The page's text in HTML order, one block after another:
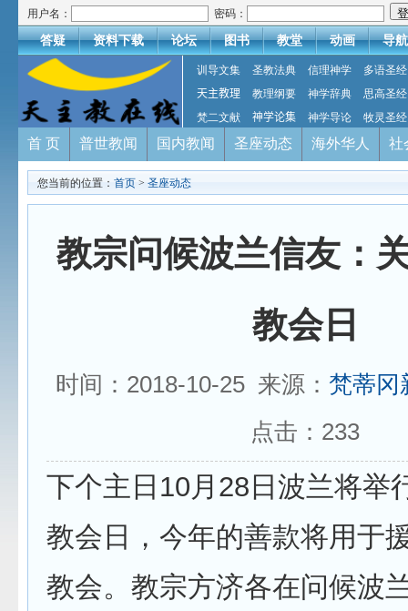
用户名： 密码：
答疑 资料下载 论坛 图书 教堂 动画 导航
训导文集 圣教法典 信理神学
多语圣经
天主教理
教理纲要 神学辞典
思高圣经
梵二文献
神学论集 神学导论 牧灵圣经
首 页 普世教闻 国内教闻 圣座动态 海外华人 社
您当前的位置： 首页 > 圣座动态
教宗问候波兰信友：
教会日
时间：2018-10-25 来源： 梵蒂冈
点击： 233
下个主日10月28日波兰将举
教会日，今年的善款将用于
教会。教宗方济各在问候波